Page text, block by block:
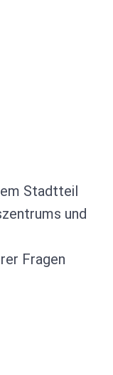
Stadtteil
und
Fragen